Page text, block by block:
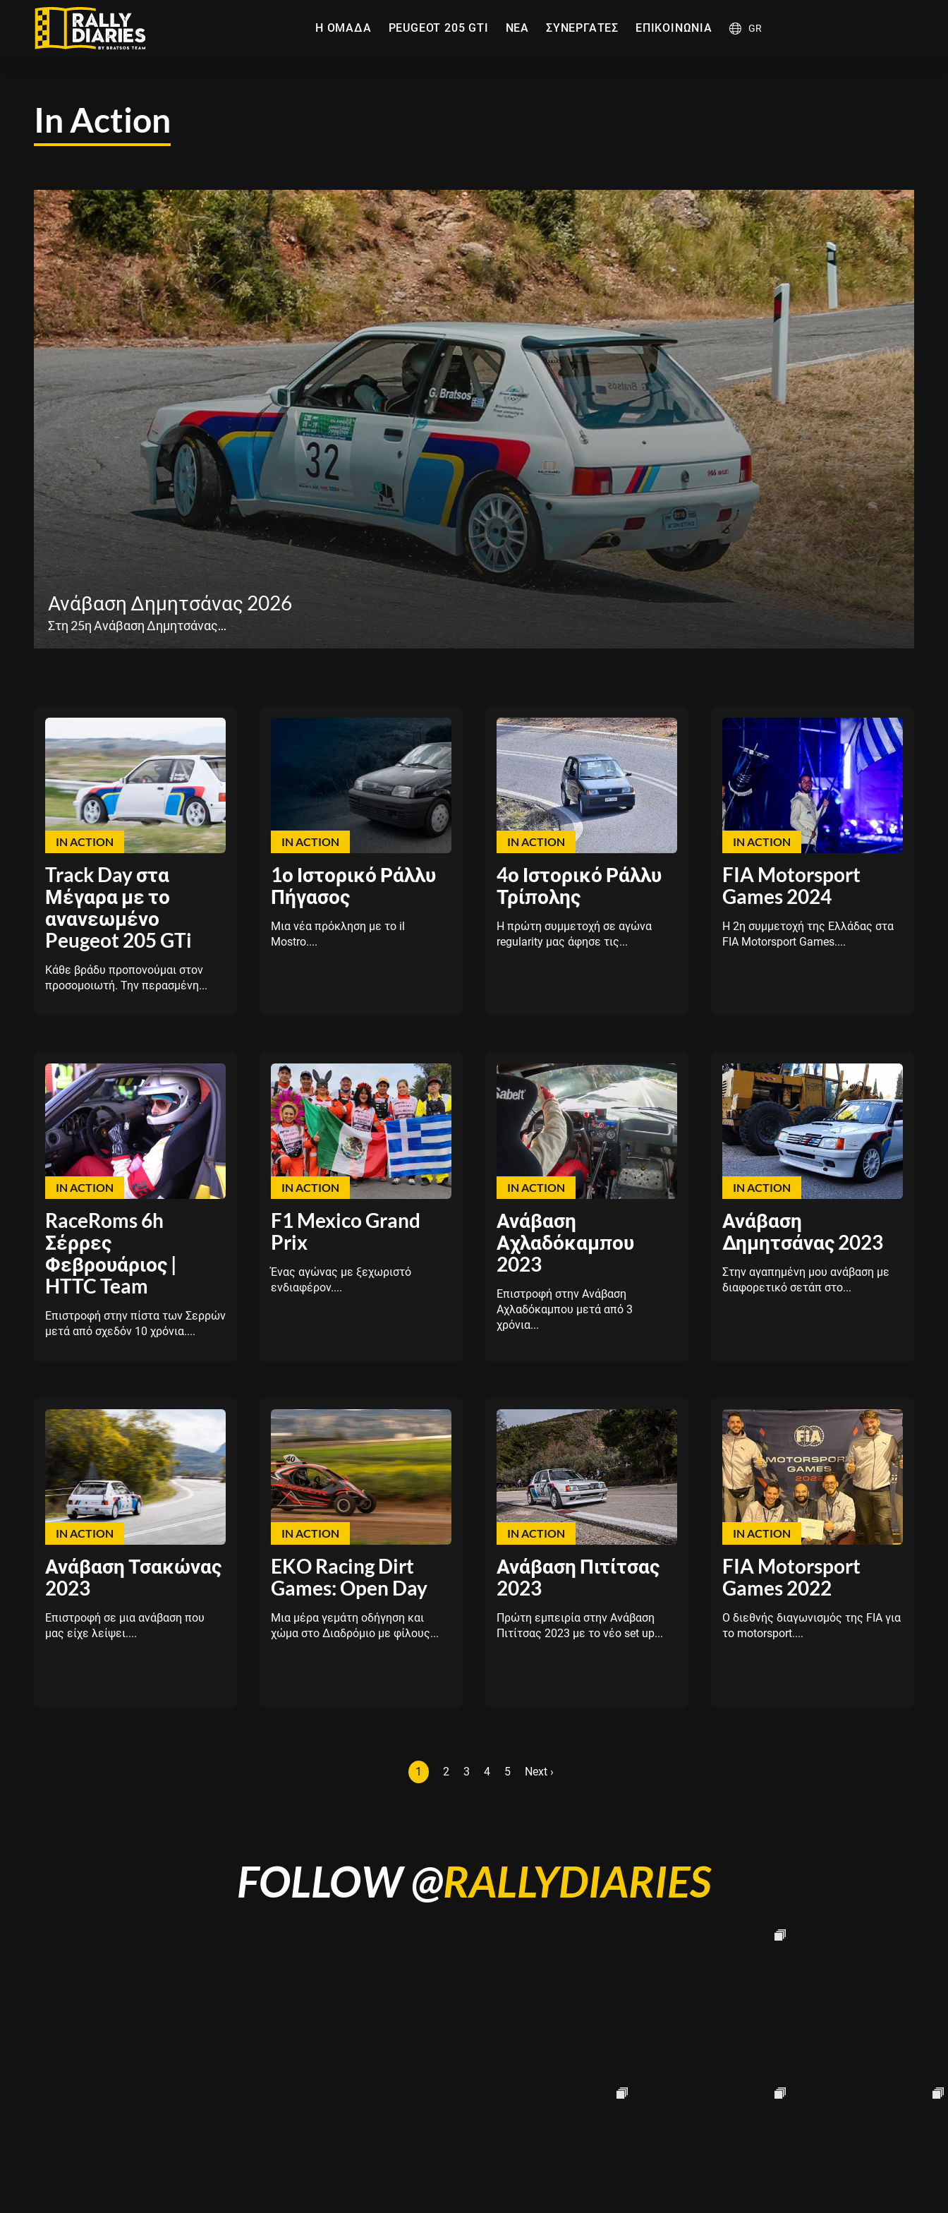
content
Η ΟΜΑΔΑ PEUGEOT 205 GTI ΝΕΑ ΣΥΝΕΡΓΑΤΕΣ ΕΠΙΚΟΙΝΩΝΙΑ GR
In Action
Ανάβαση Δημητσάνας 2026
Στη 25η Ανάβαση Δημητσάνας...
IN ACTION
Track Day στα
Μέγαρα με το
ανανεωμένο
Peugeot 205 GTi
Κάθε βράδυ προπονούμαι στον
προσομοιωτή. Την περασμένη...
IN ACTION
1ο Ιστορικό Ράλλυ
Πήγασος
Μια νέα πρόκληση με το il
Mostro....
IN ACTION
4ο Ιστορικό Ράλλυ
Τρίπολης
Η πρώτη συμμετοχή σε αγώνα
regularity μας άφησε τις...
IN ACTION
FIA Motorsport
Games 2024
Η 2η συμμετοχή της Ελλάδας στα
FIA Motorsport Games....
IN ACTION
RaceRoms 6h
Σέρρες
Φεβρουάριος |
HTTC Team
Επιστροφή στην πίστα των Σερρών
μετά από σχεδόν 10 χρόνια....
IN ACTION
F1 Mexico Grand
Prix
Ένας αγώνας με ξεχωριστό
ενδιαφέρον....
IN ACTION
Ανάβαση
Αχλαδόκαμπου
2023
Επιστροφή στην Ανάβαση
Αχλαδόκαμπου μετά από 3
χρόνια...
IN ACTION
Ανάβαση
Δημητσάνας 2023
Στην αγαπημένη μου ανάβαση με
διαφορετικό σετάπ στο...
IN ACTION
Ανάβαση Τσακώνας
2023
Επιστροφή σε μια ανάβαση που
μας είχε λείψει....
IN ACTION
EKO Racing Dirt
Games: Open Day
Μια μέρα γεμάτη οδήγηση και
χώμα στο Διαδρόμιο με φίλους...
IN ACTION
Ανάβαση Πιτίτσας
2023
Πρώτη εμπειρία στην Ανάβαση
Πιτίτσας 2023 με το νέο set up...
IN ACTION
FIA Motorsport
Games 2022
Ο διεθνής διαγωνισμός της FIA για
το motorsport....
Current
page
1 Page
2 Page
3 Page
4 Page
5
Next
Next ›
FOLLOW @RALLYDIARIES